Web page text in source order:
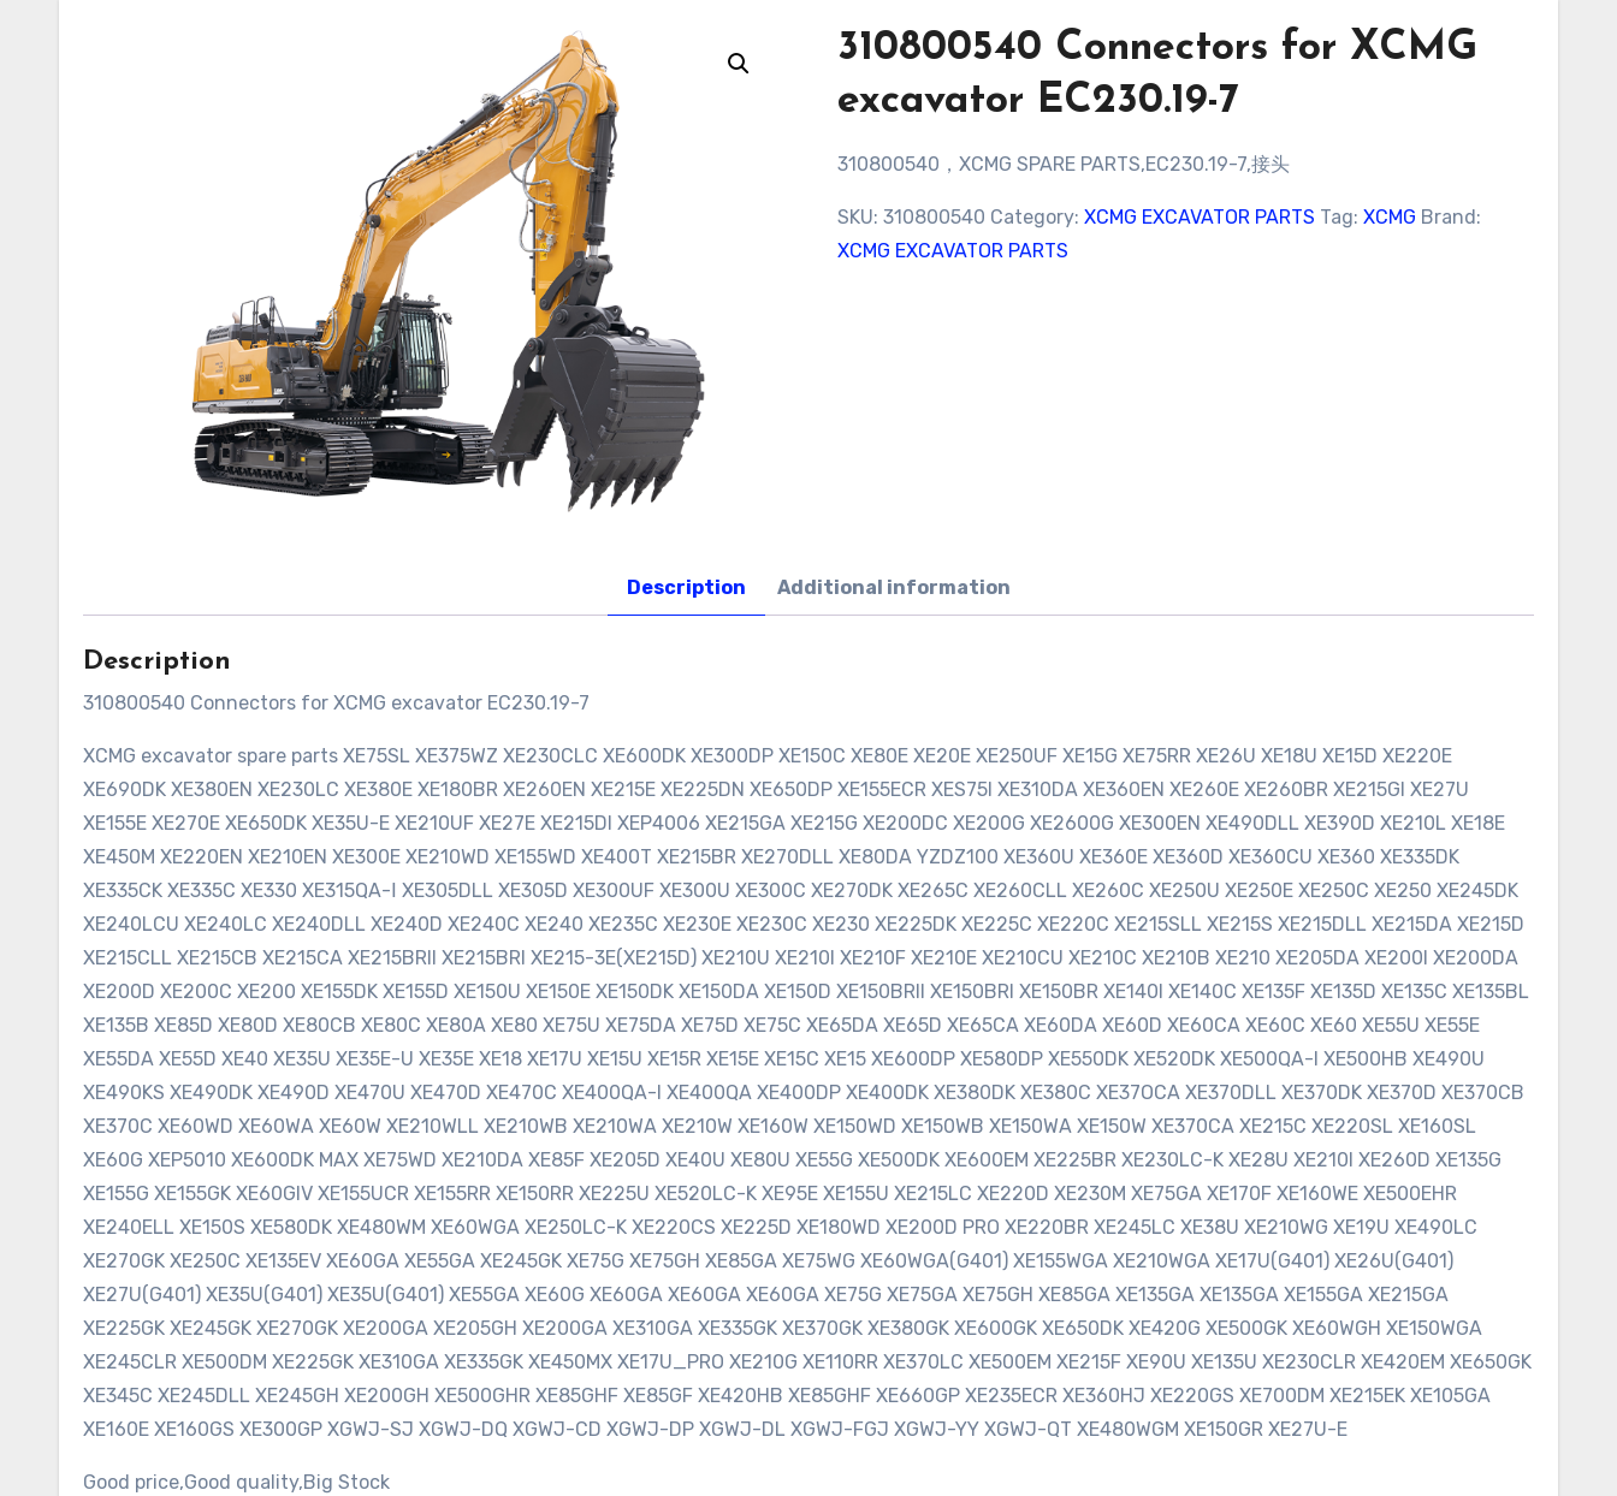
310800540 Connectors for XCMG
excavator EC230.19-7
310800540，XCMG SPARE PARTS,EC230.19-7,接头
SKU:310800540 Category:XCMG EXCAVATOR PARTS Tag:XCMG Brand:
XCMG EXCAVATOR PARTS
Description Additional information
Description
310800540 Connectors for XCMG excavator EC230.19-7
XCMG excavator spare parts XE75SL XE375WZ XE230CLC XE600DK XE300DP XE150C XE80E XE20E XE250UF XE15G XE75RR XE26U XE18U XE15D XE220E
XE690DK XE380EN XE230LC XE380E XE180BR XE260EN XE215E XE225DN XE650DP XE155ECR XES75I XE310DA XE360EN XE260E XE260BR XE215GI XE27U
XE155E XE270E XE650DK XE35U-E XE210UF XE27E XE215DI XEP4006 XE215GA XE215G XE200DC XE200G XE2600G XE300EN XE490DLL XE390D XE210L XE18E
XE450M XE220EN XE210EN XE300E XE210WD XE155WD XE400T XE215BR XE270DLL XE80DA YZDZ100 XE360U XE360E XE360D XE360CU XE360 XE335DK
XE335CK XE335C XE330 XE315QA-Ⅰ XE305DLL XE305D XE300UF XE300U XE300C XE270DK XE265C XE260CLL XE260C XE250U XE250E XE250C XE250 XE245DK
XE240LCU XE240LC XE240DLL XE240D XE240C XE240 XE235C XE230E XE230C XE230 XE225DK XE225C XE220C XE215SLL XE215S XE215DLL XE215DA XE215D
XE215CLL XE215CB XE215CA XE215BRII XE215BRI XE215-3E(XE215D) XE210U XE210I XE210F XE210E XE210CU XE210C XE210B XE210 XE205DA XE200I XE200DA
XE200D XE200C XE200 XE155DK XE155D XE150U XE150E XE150DK XE150DA XE150D XE150BRII XE150BRI XE150BR XE140I XE140C XE135F XE135D XE135C XE135BL
XE135B XE85D XE80D XE80CB XE80C XE80A XE80 XE75U XE75DA XE75D XE75C XE65DA XE65D XE65CA XE60DA XE60D XE60CA XE60C XE60 XE55U XE55E
XE55DA XE55D XE40 XE35U XE35E-U XE35E XE18 XE17U XE15U XE15R XE15E XE15C XE15 XE600DP XE580DP XE550DK XE520DK XE500QA-I XE500HB XE490U
XE490KS XE490DK XE490D XE470U XE470D XE470C XE400QA-I XE400QA XE400DP XE400DK XE380DK XE380C XE37OCA XE370DLL XE370DK XE370D XE370CB
XE370C XE60WD XE60WA XE60W XE210WLL XE210WB XE210WA XE210W XE160W XE150WD XE150WB XE150WA XE150W XE370CA XE215C XE220SL XE160SL
XE60G XEP5010 XE600DK MAX XE75WD XE210DA XE85F XE205D XE40U XE80U XE55G XE500DK XE600EM XE225BR XE230LC-K XE28U XE210I XE260D XE135G
XE155G XE155GK XE60GIV XE155UCR XE155RR XE150RR XE225U XE520LC-K XE95E XE155U XE215LC XE220D XE230M XE75GA XE170F XE160WE XE500EHR
XE240ELL XE150S XE580DK XE480WM XE60WGA XE250LC-K XE220CS XE225D XE180WD XE200D PRO XE220BR XE245LC XE38U XE210WG XE19U XE490LC
XE270GK XE250C XE135EV XE60GA XE55GA XE245GK XE75G XE75GH XE85GA XE75WG XE60WGA(G401) XE155WGA XE210WGA XE17U(G401) XE26U(G401)
XE27U(G401) XE35U(G401) XE35U(G401) XE55GA XE60G XE60GA XE60GA XE60GA XE75G XE75GA XE75GH XE85GA XE135GA XE135GA XE155GA XE215GA
XE225GK XE245GK XE270GK XE200GA XE205GH XE200GA XE310GA XE335GK XE370GK XE380GK XE600GK XE650DK XE420G XE500GK XE60WGH XE150WGA
XE245CLR XE500DM XE225GK XE310GA XE335GK XE450MX XE17U_PRO XE210G XE110RR XE370LC XE500EM XE215F XE90U XE135U XE230CLR XE420EM XE650GK
XE345C XE245DLL XE245GH XE200GH XE500GHR XE85GHF XE85GF XE420HB XE85GHF XE660GP XE235ECR XE360HJ XE220GS XE700DM XE215EK XE105GA
XE160E XE160GS XE300GP XGWJ-SJ XGWJ-DQ XGWJ-CD XGWJ-DP XGWJ-DL XGWJ-FGJ XGWJ-YY XGWJ-QT XE480WGM XE150GR XE27U-E
Good price,Good quality,Big Stock